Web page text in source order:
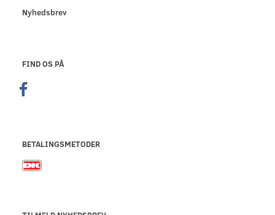
Nyhedsbrev
FIND OS PÅ
BETALINGSMETODER